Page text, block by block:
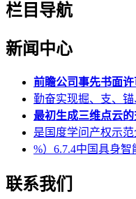
栏目导航
新闻中心
前瞻公司事先书面许
勤奋实现掘、支、
最初生成三维点云的
是国度学问产权示
%）6.7.4中国具身
联系我们